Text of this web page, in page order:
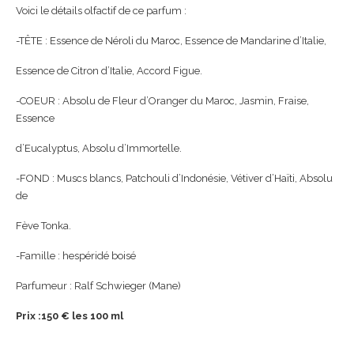
Voici le détails olfactif de ce parfum :
-TÊTE : Essence de Néroli du Maroc, Essence de Mandarine d’Italie,
Essence de Citron d’Italie, Accord Figue.
-COEUR : Absolu de Fleur d’Oranger du Maroc, Jasmin, Fraise,
Essence
d’Eucalyptus, Absolu d’Immortelle.
-FOND : Muscs blancs, Patchouli d’Indonésie, Vétiver d’Haïti, Absolu
de
Fève Tonka.
-Famille : hespéridé boisé
Parfumeur : Ralf Schwieger (Mane)
Prix :150 € les 100 ml